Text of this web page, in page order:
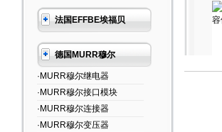
法国EFFBE埃福贝
德国MURR穆尔
·MURR穆尔继电器
·MURR穆尔接口模块
·MURR穆尔连接器
·MURR穆尔变压器